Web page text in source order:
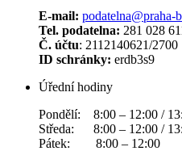
E-mail: podatelna@praha-
Tel. podatelna: 281 028
Č. účtu: 2112140621/2700
ID schránky: erdb3s9
Úřední hodiny
Pondělí: 8:00 – 12:00 /
Středa: 8:00 – 12:00 /
Pátek: 8:00 – 12:00